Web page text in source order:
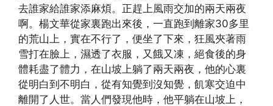
去誰家給誰家添麻煩。正趕上風雨交加的兩天兩夜
啊。楊文華從家裏跑出來後，一直跑到離家30多里
的荒山上，實在不行了，便坐了下來，狂風夾著雨
雪打在臉上，濕透了衣服，又餓又凍，絕食後的身
體耗盡了體力，在山坡上躺了兩天兩夜，他的心裏
從明白到不明白，從有知覺到沒知覺，飢寒交迫中
離開了人世。當人們發現他時，他平躺在山坡上，